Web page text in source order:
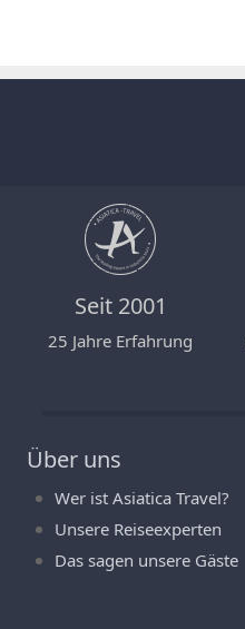
Seit 2001
25 Jahre Erfahrung
Über uns
Wer ist Asiatica Travel?
Unsere Reiseexperten
Das sagen unsere Gäste